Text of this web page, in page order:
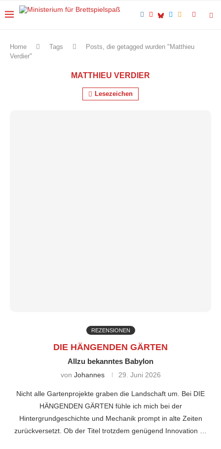
Home Tags
Posts, die getagged wurden "Matthieu
Verdier"
MATTHIEU VERDIER
Lesezeichen
REZENSIONEN
DIE HÄNGENDEN GÄRTEN
Allzu bekanntes Babylon
von Johannes 29. Juni 2026
Nicht alle Gartenprojekte graben die Landschaft um. Bei DIE
HÄNGENDEN GÄRTEN fühle ich mich bei der
Hintergrundgeschichte und Mechanik prompt in alte Zeiten
zurückversetzt. Ob der Titel trotzdem genügend Innovation …